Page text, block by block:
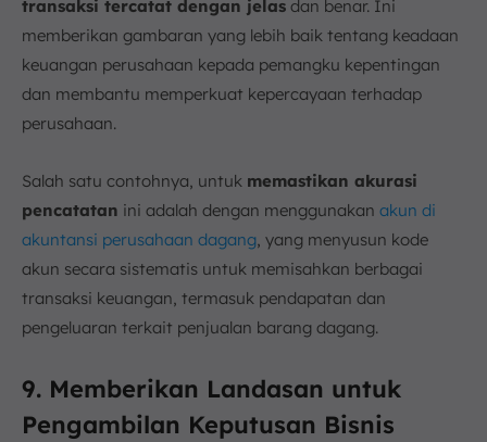
transaksi tercatat dengan jelas dan benar. Ini
memberikan gambaran yang lebih baik tentang keadaan
keuangan perusahaan kepada pemangku kepentingan
dan membantu memperkuat kepercayaan terhadap
perusahaan.
Salah satu contohnya, untuk memastikan akurasi
pencatatan ini adalah dengan menggunakan akun di
akuntansi perusahaan dagang, yang menyusun kode
akun secara sistematis untuk memisahkan berbagai
transaksi keuangan, termasuk pendapatan dan
pengeluaran terkait penjualan barang dagang.
9. Memberikan Landasan untuk
Pengambilan Keputusan Bisnis